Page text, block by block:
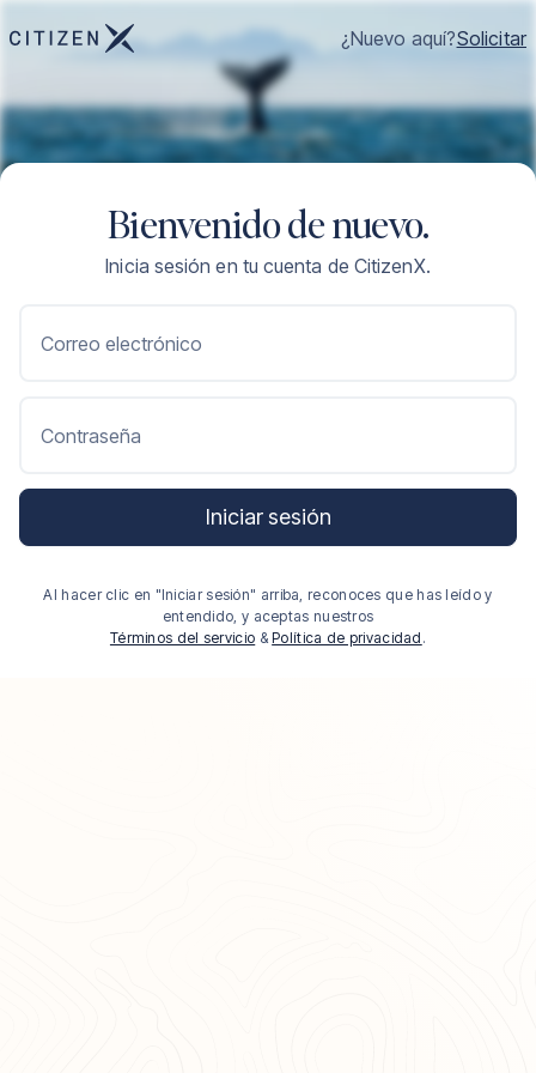
¿Nuevo aquí?Solicitar
Bienvenido de nuevo.
Inicia sesión en tu cuenta de CitizenX.
Correo electrónico
Contraseña
Iniciar sesión
Al hacer clic en "Iniciar sesión" arriba, reconoces que has leído y
entendido, y aceptas nuestros
Términos del servicio & Política de privacidad .